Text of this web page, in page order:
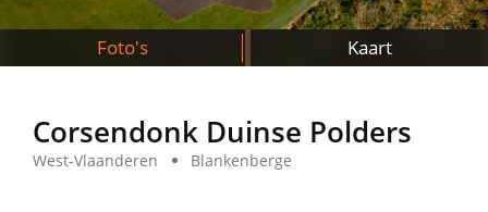
Foto's Kaart
Corsendonk Duinse Polders
West-Vlaanderen Blankenberge